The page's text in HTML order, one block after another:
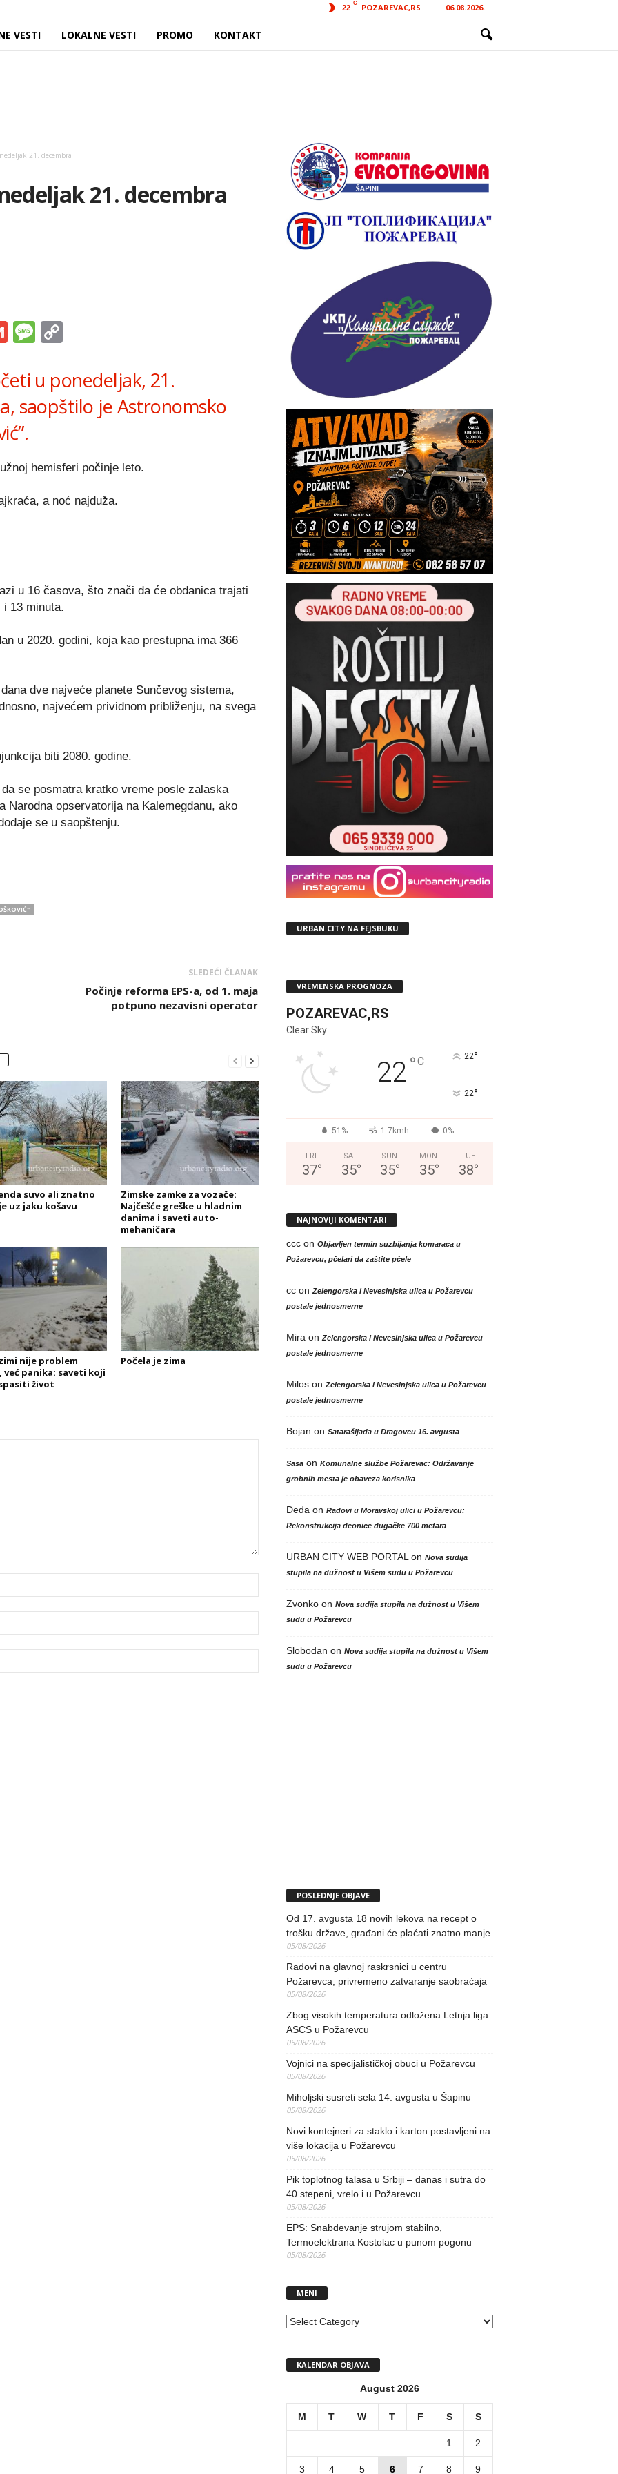
22
C POZAREVAC,RS 06.08.2026.
VESTI LOKALNE VESTI PROMO KONTAKT
21. decembra
21. decembra
GmailMessage
u ponedeljak, 21.
saopštilo je Astronomsko
hemisferi počinje leto.
a noć najduža.
u 16 časova, što znači da će obdanica trajati
13 minuta.
u 2020. godini, koja kao prestupna ima 366
dve najveće planete Sunčevog sistema,
najvećem prividnom približenju, na svega
biti 2080. godine.
se posmatra kratko vreme posle zalaska
Narodna opservatorija na Kalemegdanu, ako
se u saopštenju.
SLEDEĆI ČLANAK
Počinje reforma EPS-a, od 1. maja
potpuno nezavisni operator
suvo ali znatno
uz jaku košavu
Zimske zamke za vozače:
Najčešće greške u hladnim
danima i saveti auto-
mehaničara
nije problem
već panika: saveti koji
život
Počela je zima
URBAN CITY NA FEJSBUKU
VREMENSKA PROGNOZA
POZAREVAC,RS
Clear Sky
22°C 22°
22°
51% 1.7kmh 0%
FRI
37°
SAT
35°
SUN
35°
MON
35°
TUE
38°
NAJNOVIJI KOMENTARI
cccon Objavljen termin suzbijanja komaraca u
Požarevcu, pčelari da zaštite pčele
ccon Zelengorska i Nevesinjska ulica u Požarevcu
postale jednosmerne
Mira on Zelengorska i Nevesinjska ulica u Požarevcu
postale jednosmerne
Miloson Zelengorska i Nevesinjska ulica u Požarevcu
postale jednosmerne
Bojan on Satarašijada u Dragovcu 16. avgusta
Sasaon Komunalne službe Požarevac: Održavanje
grobnih mesta je obaveza korisnika
Deda on Radovi u Moravskoj ulici u Požarevcu:
Rekonstrukcija deonice dugačke 700 metara
URBAN CITY WEB PORTAL on Nova sudija
stupila na dužnost u Višem sudu u Požarevcu
Zvonkoon Nova sudija stupila na dužnost u Višem
sudu u Požarevcu
Slobodan on Nova sudija stupila na dužnost u Višem
sudu u Požarevcu
POSLEDNJE OBJAVE
Od 17. avgusta 18 novih lekova na recept o
trošku države, građani će plaćati znatno manje
05/08/2026
Radovi na glavnoj raskrsnici u centru
Požarevca, privremeno zatvaranje saobraćaja
05/08/2026
Zbog visokih temperatura odložena Letnja liga
ASCS u Požarevcu
05/08/2026
Vojnici na specijalističkoj obuci u Požarevcu
05/08/2026
Miholjski susreti sela 14. avgusta u Šapinu
05/08/2026
Novi kontejneri za staklo i karton postavljeni na
više lokacija u Požarevcu
05/08/2026
Pik toplotnog talasa u Srbiji – danas i sutra do
40 stepeni, vrelo i u Požarevcu
05/08/2026
EPS: Snabdevanje strujom stabilno,
Termoelektrana Kostolac u punom pogonu
05/08/2026
MENI
MENI
KALENDAR OBJAVA
August 2026
M T W T F S S
1 2
3 4 5 6 7 8 9